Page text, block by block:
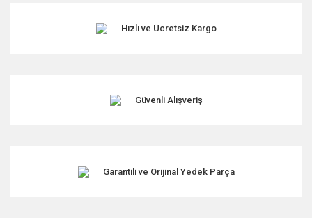
Ürün resmi kalitesiz, bozuk veya görüntülenemiyor.
Ürün fiyatı diğer sitelerden daha pahalı.
Hızlı ve Ücretsiz Kargo
Güvenli Alışveriş
Garantili ve Orijinal Yedek Parça